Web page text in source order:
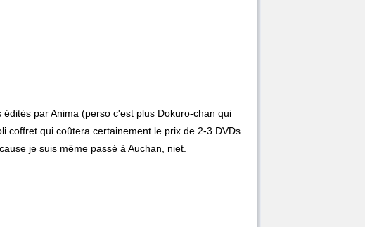
par Anima (perso c'est plus Dokuro-chan qui
coffret qui coûtera certainement le prix de 2-3 DVDs
je suis même passé à Auchan, niet.